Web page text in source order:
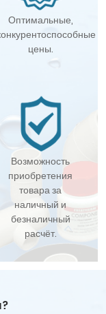
Оптимальные,
цены.
Возможность
приобретения
товара за
наличный и
безналичный
расчёт.